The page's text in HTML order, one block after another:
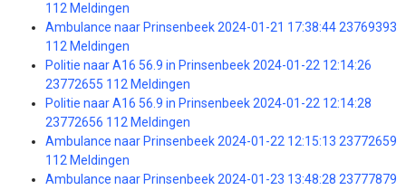
112 Meldingen
Ambulance naar Prinsenbeek 2024-01-21 17:38:44 23769393
112 Meldingen
Politie naar A16 56.9 in Prinsenbeek 2024-01-22 12:14:26
23772655 112 Meldingen
Politie naar A16 56.9 in Prinsenbeek 2024-01-22 12:14:28
23772656 112 Meldingen
Ambulance naar Prinsenbeek 2024-01-22 12:15:13 23772659
112 Meldingen
Ambulance naar Prinsenbeek 2024-01-23 13:48:28 23777879